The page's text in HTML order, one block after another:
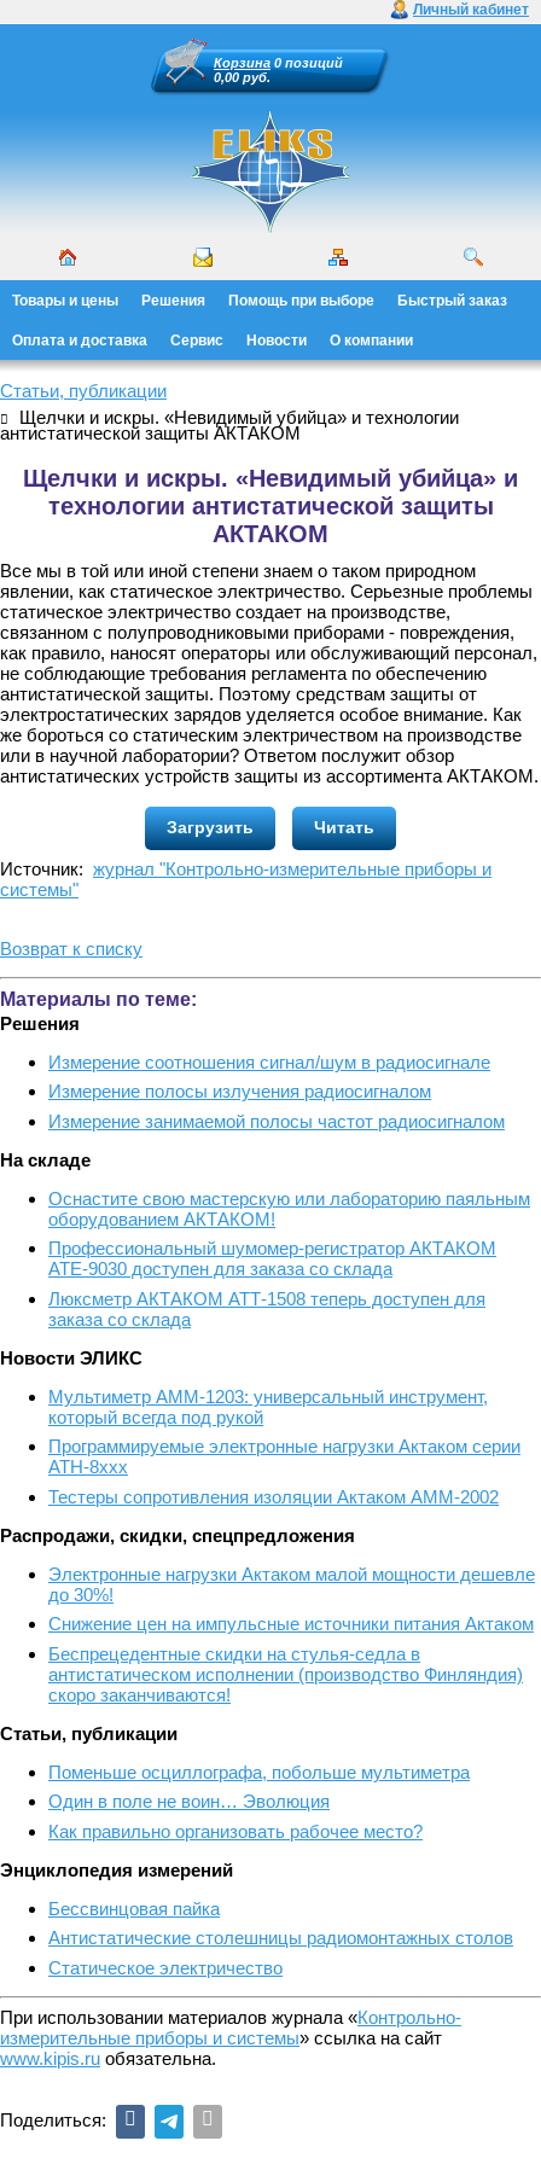
Личный кабинет
Корзина 0 позиций
0,00 руб.
Товары и цены Решения Помощь при выборе Быстрый заказ
Оплата и доставка Сервис Новости О компании
Статьи, публикации
Щелчки и искры. «Невидимый убийца» и технологии
антистатической защиты АКТАКОМ
Щелчки и искры. «Невидимый убийца» и
технологии антистатической защиты
АКТАКОМ
Все мы в той или иной степени знаем о таком природном
явлении, как статическое электричество. Серьезные проблемы
статическое электричество создает на производстве,
связанном с полупроводниковыми приборами - повреждения,
как правило, наносят операторы или обслуживающий персонал,
не соблюдающие требования регламента по обеспечению
антистатической защиты. Поэтому средствам защиты от
электростатических зарядов уделяется особое внимание. Как
же бороться со статическим электричеством на производстве
или в научной лаборатории? Ответом послужит обзор
антистатических устройств защиты из ассортимента АКТАКОМ.
Загрузить Читать
Источник: журнал "Контрольно-измерительные приборы и
системы"
Возврат к списку
Материалы по теме:
Решения
Измерение соотношения сигнал/шум в радиосигнале
Измерение полосы излучения радиосигналом
Измерение занимаемой полосы частот радиосигналом
На складе
Оснастите свою мастерскую или лабораторию паяльным
оборудованием АКТАКОМ!
Профессиональный шумомер-регистратор АКТАКОМ
АТЕ-9030 доступен для заказа со склада
Люксметр АКТАКОМ АТТ-1508 теперь доступен для
заказа со склада
Новости ЭЛИКС
Мультиметр АММ-1203: универсальный инструмент,
который всегда под рукой
Программируемые электронные нагрузки Актаком серии
АТН-8ххх
Тестеры сопротивления изоляции Актаком АММ-2002
Распродажи, скидки, спецпредложения
Электронные нагрузки Актаком малой мощности дешевле
до 30%!
Снижение цен на импульсные источники питания Актаком
Беспрецедентные скидки на стулья-седла в
антистатическом исполнении (производство Финляндия)
скоро заканчиваются!
Статьи, публикации
Поменьше осциллографа, побольше мультиметра
Один в поле не воин… Эволюция
Как правильно организовать рабочее место?
Энциклопедия измерений
Бессвинцовая пайка
Антистатические столешницы радиомонтажных столов
Статическое электричество
При использовании материалов журнала «Контрольно-
измерительные приборы и системы» ссылка на сайт
www.kipis.ru обязательна.
Поделиться: